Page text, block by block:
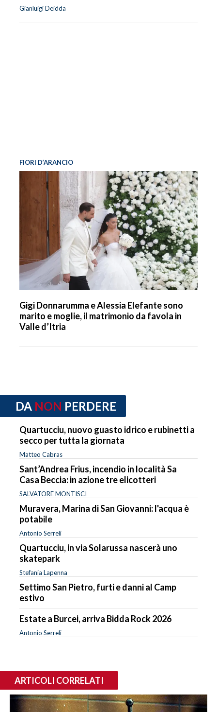
Gianluigi Deidda
FIORI D’ARANCIO
Gigi Donnarumma e Alessia Elefante sono
marito e moglie, il matrimonio da favola in
Valle d’Itria
DA NON PERDERE
Quartucciu, nuovo guasto idrico e rubinetti a
secco per tutta la giornata
Matteo Cabras
Sant’Andrea Frius, incendio in località Sa
Casa Beccia: in azione tre elicotteri
SALVATORE MONTISCI
Muravera, Marina di San Giovanni: l'acqua è
potabile
Antonio Serreli
Quartucciu, in via Solarussa nascerà uno
skatepark
Stefania Lapenna
Settimo San Pietro, furti e danni al Camp
estivo
Estate a Burcei, arriva Bidda Rock 2026
Antonio Serreli
ARTICOLI CORRELATI